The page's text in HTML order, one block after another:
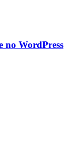
no WordPress